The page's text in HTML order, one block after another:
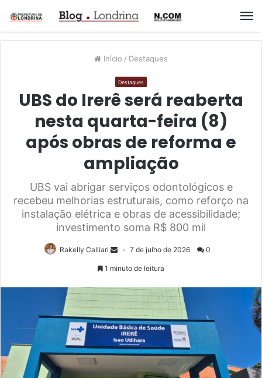
Início / Destaques
Destaques
UBS do Irerê será reaberta
nesta quarta-feira (8)
após obras de reforma e
ampliação
UBS vai abrigar serviços odontológicos e
recebeu melhorias estruturais, como reforço na
instalação elétrica e obras de acessibilidade;
investimento soma R$ 800 mil
Rakelly Calliari 7 de julho de 2026 0
1 minuto de leitura